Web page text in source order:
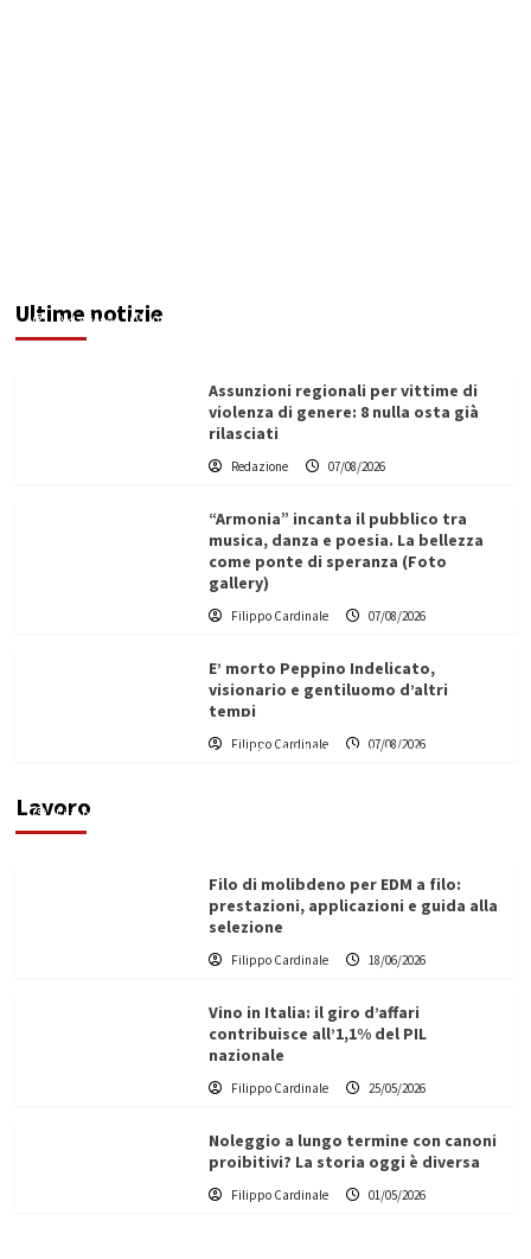
Ultime notizie
Redazione 07/08/2026
Assunzioni regionali per vittime di
violenza di genere: 8 nulla osta già
rilasciati
Redazione 07/08/2026
“Armonia” incanta il pubblico tra
musica, danza e poesia. La bellezza
come ponte di speranza (Foto
gallery)
Filippo Cardinale 07/08/2026
E’ morto Peppino Indelicato,
visionario e gentiluomo d’altri
tempi
Filippo Cardinale 07/08/2026
Lavoro
L’ingegnere saccense Buscarnera partner chiave
di un progetto transnazionale per la transizione
Filippo Cardinale
Filo di molibdeno per EDM a filo:
prestazioni, applicazioni e guida alla
selezione
Filippo Cardinale 18/06/2026
Vino in Italia: il giro d’affari
contribuisce all’1,1% del PIL
nazionale
Filippo Cardinale 25/05/2026
Noleggio a lungo termine con canoni
proibitivi? La storia oggi è diversa
Filippo Cardinale 01/05/2026